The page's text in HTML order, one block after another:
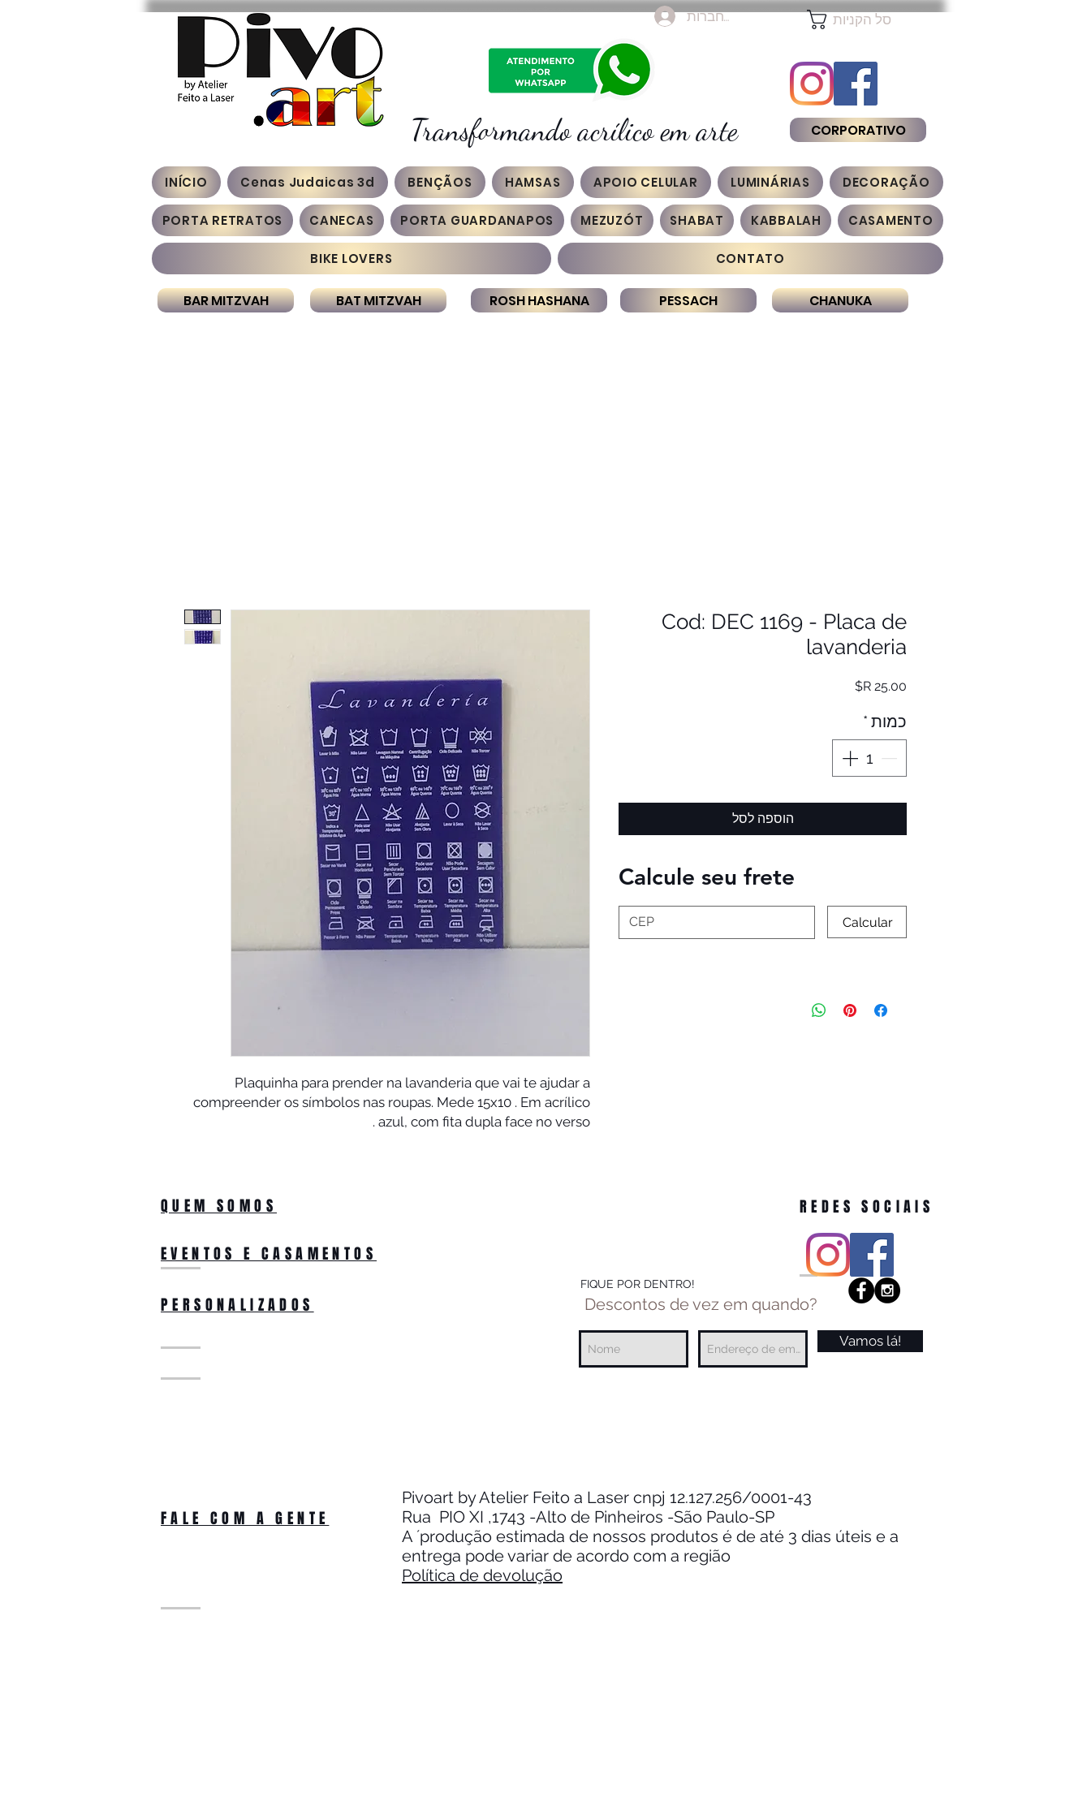
להתחברות
Transformando acrílico em arte
סל הקניות
CORPORATIVO
INÍCIO Cenas Judaicas 3d BENÇÃOS HAMSAS APOIO CELULAR LUMINÁRIAS DECORAÇÃO
PORTA RETRATOS CANECAS PORTA GUARDANAPOS MEZUZÓT SHABAT KABBALAH CASAMENTO
BIKE LOVERS CONTATO
BAR MITZVAH BAT MITZVAH ROSH HASHANA PESSACH CHANUKA
Plaquinha para prender na lavanderia que vai te ajudar a
compreender os símbolos nas roupas. Mede 15x10 . Em acrílico
azul, com fita dupla face no verso .
Cod: DEC 1169 - Placa de
lavanderia
מחיר
כמות *
הוספה לסל
Calcule seu frete
Calcular
QUEM SOMOS
EVENTOS E CASAMENTOS
PERSONALIZADOS
REDES SOCIAIS
FIQUE POR DENTRO!
Descontos de vez em quando?
Vamos lá!
FALE COM A GENTE
Pivoart by Atelier Feito a Laser cnpj 12.127.256/0001-43
Rua PIO XI ,1743 -Alto de Pinheiros -São Paulo-SP
A ´produção estimada de nossos produtos é de até 3 dias úteis e a
entrega pode variar de acordo com a região
Política de devolução